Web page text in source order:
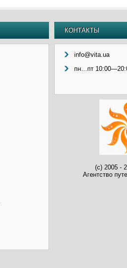
КОНТАКТЫ
info@vita.ua
пн…пт
(c) 2005 -
Агентство